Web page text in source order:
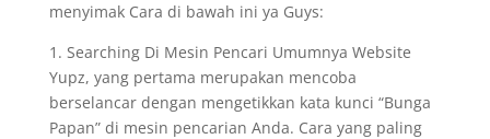
menyimak Cara di bawah ini ya Guys:
1. Searching Di Mesin Pencari Umumnya Website
Yupz, yang pertama merupakan mencoba
berselancar dengan mengetikkan kata kunci “Bunga
Papan” di mesin pencarian Anda. Cara yang paling